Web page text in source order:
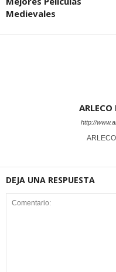
Medievales
ARLECO
http://
DEJA UNA RESPUESTA